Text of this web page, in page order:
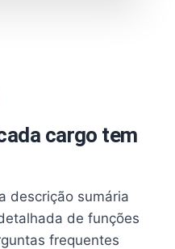
cargo tem
descrição sumária
de funções
frequentes